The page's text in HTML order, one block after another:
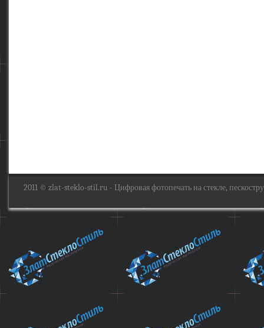
2011 © zlat-steklo-stil.ru - Цифровая фотопечать на стекле,